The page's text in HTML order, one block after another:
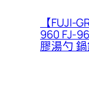
【FUJI-
960 FJ-
膠湯勺